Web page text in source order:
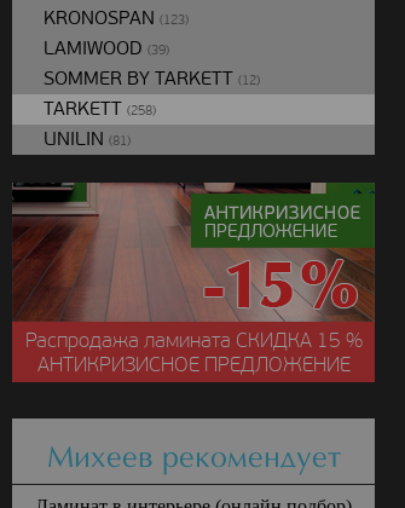
KRONOSPAN (123)
LAMIWOOD (39)
SOMMER BY TARKETT (12)
TARKETT (258)
UNILIN (81)
Распродажа ламината СКИДКА15 %
АНТИКРИЗИСНОЕ ПРЕДЛОЖЕНИЕ
Михеев рекомендует